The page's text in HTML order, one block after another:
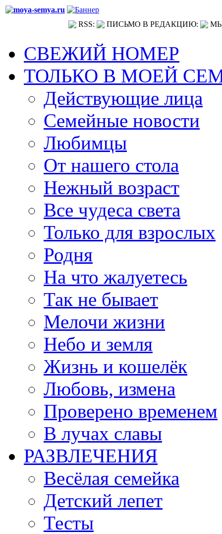
RSS: ПИСЬМО В РЕДАКЦИЮ:
СВЕЖИЙ НОМЕР
ТОЛЬКО В МОЕЙ
Действующие лица
Семейные новости
Любимцы
От нашего стола
Нежный возраст
Все чудеса света
Только для взрослых
Родня
На что жалуетесь
Так не бывает
Мелочи жизни
Небо и земля
Жизнь и кошелёк
Любовь, измена
Проверено временем
В лучах славы
РАЗВЛЕЧЕНИЯ
Весёлая семейка
Детский лепет
Тесты